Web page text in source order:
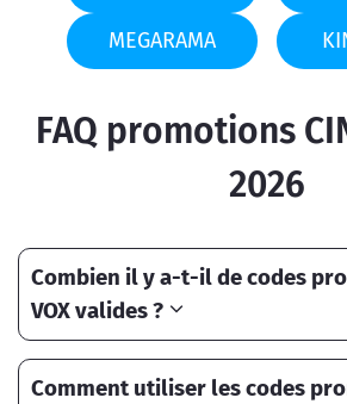
MEGARAMA
FAQ promotions
2026
Combien il y a-t-il de codes
VOX valides ?
Comment utiliser les codes